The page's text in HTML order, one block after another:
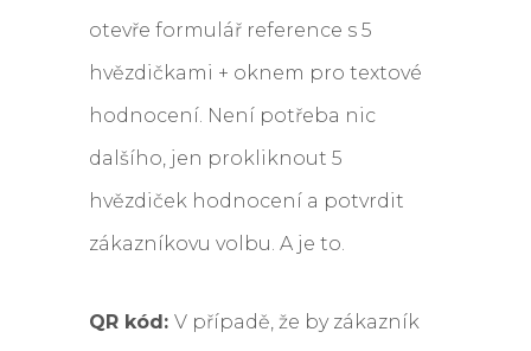
otevře formulář reference s 5
hvězdičkami + oknem pro textové
hodnocení. Není potřeba nic
dalšího, jen prokliknout 5
hvězdiček hodnocení a potvrdit
zákazníkovu volbu. A je to.
QR kód: V případě, že by zákazník